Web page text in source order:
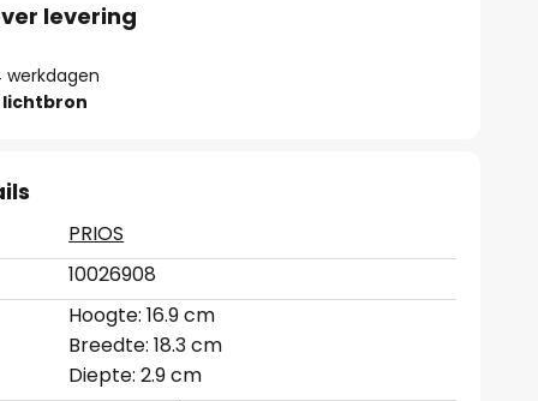
levering
werkdagen
lichtbron
PRIOS
10026908
Hoogte: 16.9 cm
Breedte: 18.3 cm
Diepte: 2.9 cm